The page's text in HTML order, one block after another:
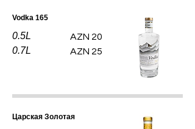
Vodka 165
0.5L AZN 20
0.7L AZN 25
Царская Золотая